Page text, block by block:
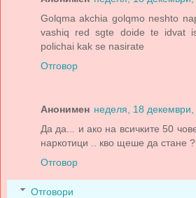
Golqma akchia golqmo neshto
vashiq red sgte doide te idvat
polichai kak se nasirate
Отговор
Анонимен неделя, 18 декември,
Да да... и ако на всичките 50
наркотици .. кво щеше да стане ?
Отговор
Отговори